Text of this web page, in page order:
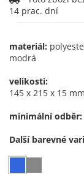
14 prac. dní
materiál:
modrá
velikosti:
145 x 215 x 15 mm
minimální odběr:
Další barevné